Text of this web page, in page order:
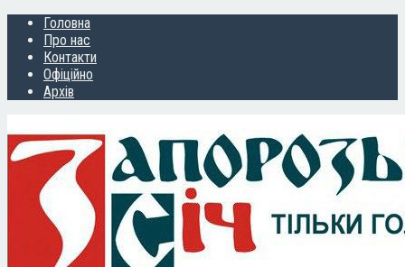
Головна
Про нас
Контакти
Офіційно
Архів